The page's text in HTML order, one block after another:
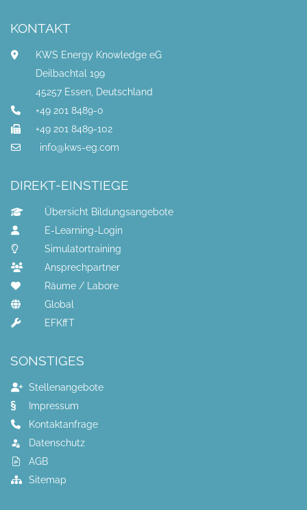
KONTAKT
KWS Energy Knowledge eG
Deilbachtal 199
45257 Essen, Deutschland
+49 201 8489-0
+49 201 8489-102
info@kws-eg.com
DIREKT-EINSTIEGE
Übersicht Bildungsangebote
E-Learning-Login
Simulatortraining
Ansprechpartner
Räume / Labore
Global
EFKffT
SONSTIGES
Stellenangebote
Impressum
Kontaktanfrage
Datenschutz
AGB
Sitemap